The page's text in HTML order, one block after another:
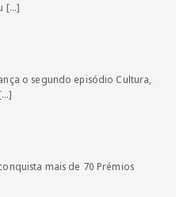
[…]
o segundo episódio Cultura,
[…]
mais de 70 Prémios